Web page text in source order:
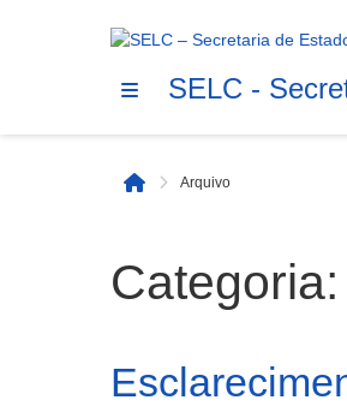
SELC -
Início
Arquivo
Categoria: